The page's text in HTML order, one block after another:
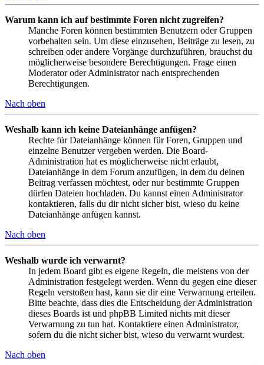
Warum kann ich auf bestimmte Foren nicht zugreifen?
Manche Foren können bestimmten Benutzern oder Gruppen
vorbehalten sein. Um diese einzusehen, Beiträge zu lesen, zu
schreiben oder andere Vorgänge durchzuführen, brauchst du
möglicherweise besondere Berechtigungen. Frage einen
Moderator oder Administrator nach entsprechenden
Berechtigungen.
Nach oben
Weshalb kann ich keine Dateianhänge anfügen?
Rechte für Dateianhänge können für Foren, Gruppen und
einzelne Benutzer vergeben werden. Die Board-
Administration hat es möglicherweise nicht erlaubt,
Dateianhänge in dem Forum anzufügen, in dem du deinen
Beitrag verfassen möchtest, oder nur bestimmte Gruppen
dürfen Dateien hochladen. Du kannst einen Administrator
kontaktieren, falls du dir nicht sicher bist, wieso du keine
Dateianhänge anfügen kannst.
Nach oben
Weshalb wurde ich verwarnt?
In jedem Board gibt es eigene Regeln, die meistens von der
Administration festgelegt werden. Wenn du gegen eine dieser
Regeln verstoßen hast, kann sie dir eine Verwarnung erteilen.
Bitte beachte, dass dies die Entscheidung der Administration
dieses Boards ist und phpBB Limited nichts mit dieser
Verwarnung zu tun hat. Kontaktiere einen Administrator,
sofern du die nicht sicher bist, wieso du verwarnt wurdest.
Nach oben